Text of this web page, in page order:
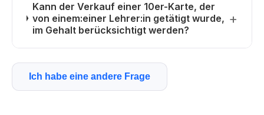
Kann der Verkauf einer 10er-Karte, der
von einem:einer Lehrer:in getätigt wurde,
im Gehalt berücksichtigt werden?
Ich habe eine andere Frage